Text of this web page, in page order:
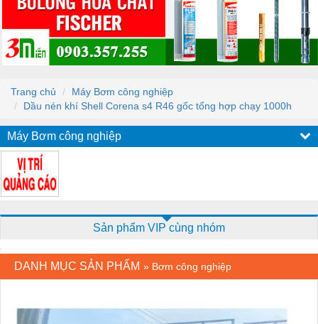
Trang chủ
Máy Bơm công nghiệp
Dầu nén khí Shell Corena s4 R46 gốc tổng hợp chạy 1000h
Máy Bơm công nghiệp
Sản phẩm VIP cùng nhóm
DANH MỤC SẢN PHẨM » Bơm công nghiệp